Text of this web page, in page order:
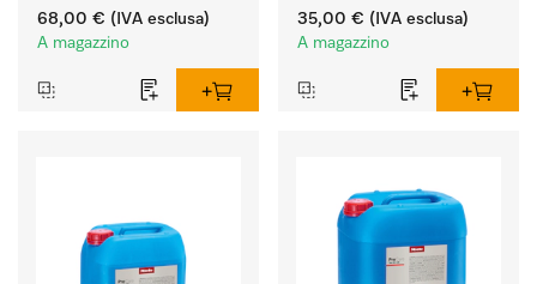
8 kg per preservare i
colori e il lavaggio dei capi
68,00 € (IVA esclusa)
A magazzino
efficacemente le macchie
più ostinate.
35,00 € (IVA esclusa)
A magazzino